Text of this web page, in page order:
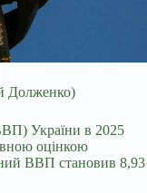
Долженко)
України в 2025
оцінкою
ВВП становив 8,93